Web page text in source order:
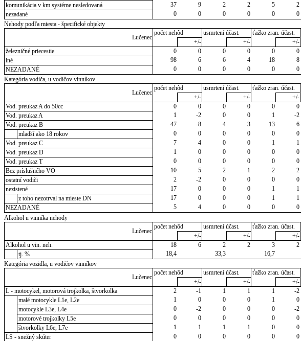
komunikácia v km systéme nesledovaná
37 9 2 2 5 2
nezadané
0 0 0 0 0 0
Nehody podľa miesta - špecifické objekty
Lučenec
počet nehôd usmrtení účast. ťažko zran. účast.
+/-
+/- +/-
železničné priecestie
0 0 0 0 0 0
iné
98 6 6 4 18 8
NEZADANÉ
0 0 0 0 0 0
Kategória vodiča, u vodičov vinníkov
Lučenec
počet nehôd usmrtení účast. ťažko zran. účast.
+/-
+/- +/-
Vod. preukaz A do 50cc
0 0 0 0 0 0
Vod. preukaz A
1 -2 0 0 1 -2
Vod. preukaz B
47 -8 4 3 13 6
mladší ako 18 rokov
0 0 0 0 0 0
Vod. preukaz C
7 4 0 0 1 1
Vod. preukaz D
1 0 0 0 0 0
Vod. preukaz T
0 0 0 0 0 0
Bez príslušného VO
10 5 2 1 2 2
ostatní vodiči
2 -2 0 0 0 0
nezistené
17 0 0 0 1 1
z toho nezotrval na mieste DN
17 0 0 0 1 1
NEZADANÉ
5 4 0 0 0 0
Alkohol u vinníka nehody
Lučenec
počet nehôd usmrtení účast. ťažko zran. účast.
+/-
+/- +/-
Alkohol u vin. neh.
18 6 2 2 3 2
tj. %
18,4 33,3 16,7
Kategória vozidla, u vodičov vinníkov
Lučenec
počet nehôd usmrtení účast. ťažko zran. účast.
+/-
+/- +/-
L - motocykel, motorová trojkolka, štvorkolka
2 -1 1 1 1 -2
malé motocykle L1e, L2e
1 0 0 0 1 0
motocykle L3e, L4e
0 -2 0 0 0 -2
motorové trojkolky L5e
0 0 0 0 0 0
štvorkolky L6e, L7e
1 1 1 1 0 0
LS - snežný skúter
0 0 0 0 0 0